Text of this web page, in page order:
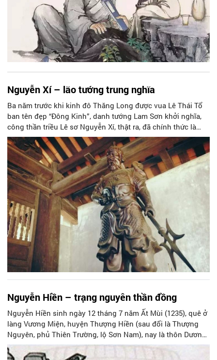
Nguyễn Xí – lão tướng trung nghĩa
Ba năm trước khi kinh đô Thăng Long được vua Lê Thái Tổ
ban tên đẹp “Đông Kinh”, danh tướng Lam Sơn khởi nghĩa,
công thần triều Lê sơ Nguyễn Xí, thật ra, đã chính thức là
“người Đông Kinh” rồi. Ấy là khi ông đem cả cuộc sống của
mình lần đầu tiên đặt cược vào và gắn bó với sứ mạng giải
phóng đất và người nơi đây, vừa khỏi ách chiếm đóng của
giặc Minh, vừa khỏi mang cái tên Đông Quan do chúng áp
đặt, bằng một trận đánh tử sinh, quyết liệt.
Nguyễn Hiền – trạng nguyên thần đồng
Nguyễn Hiền sinh ngày 12 tháng 7 năm Ất Mùi (1235), quê ở
làng Vương Miện, huyện Thượng Hiền (sau đổi là Thượng
Nguyên, phủ Thiên Trường, lộ Sơn Nam), nay là thôn Dương
A, xã Nam Thắng, huyện Nam Trực, tỉnh Nam Định.